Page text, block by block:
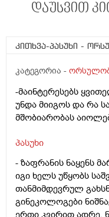
დაუსვით
კითხვა-პასუხი -
კატეგორია -
-მაინტერესებს
უნდა მიიგოს და რა
მშობიარობას
პასუხი
- ზაფრანის ნაყენს
იგი ხელს უწყობს
თანმიმდევრულ
გინეკოლოგები